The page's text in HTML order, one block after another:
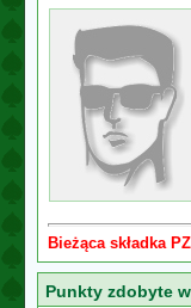
Bieżąca składka
Punkty zdobyte